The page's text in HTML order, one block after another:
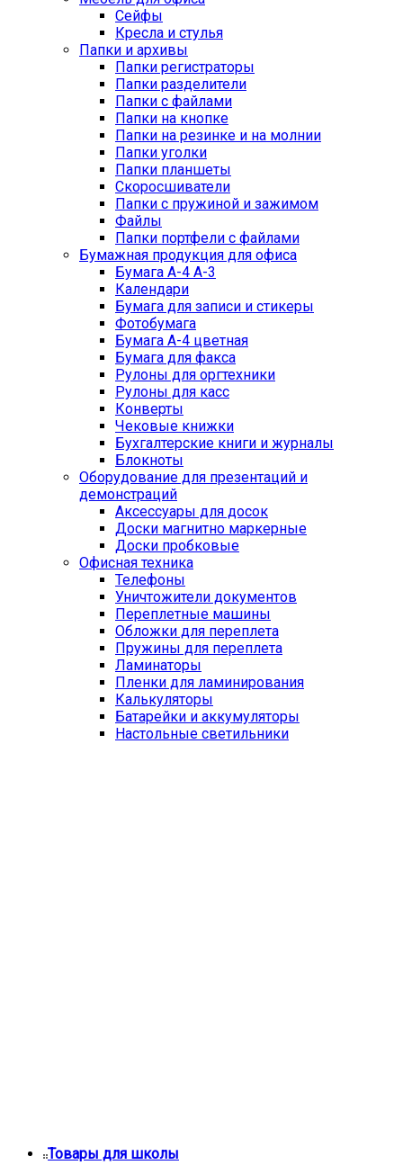
Сейфы
Кресла и стулья
Папки и архивы
Папки регистраторы
Папки разделители
Папки с файлами
Папки на кнопке
Папки на резинке и на молнии
Папки уголки
Папки планшеты
Скоросшиватели
Папки с пружиной и зажимом
Файлы
Папки портфели с файлами
Бумажная продукция для офиса
Бумага А-4 А-3
Календари
Бумага для записи и стикеры
Фотобумага
Бумага А-4 цветная
Бумага для факса
Рулоны для оргтехники
Рулоны для касс
Конверты
Чековые книжки
Бухгалтерские книги и журналы
Блокноты
Оборудование для презентаций и
демонстраций
Аксессуары для досок
Доски магнитно маркерные
Доски пробковые
Офисная техника
Телефоны
Уничтожители документов
Переплетные машины
Обложки для переплета
Пружины для переплета
Ламинаторы
Пленки для ламинирования
Калькуляторы
Батарейки и аккумуляторы
Настольные светильники
Товары для школы